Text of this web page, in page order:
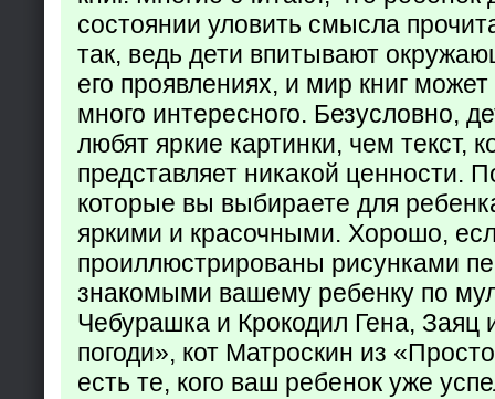
состоянии уловить смысла
так, ведь дети впитывают
его проявлениях, и мир книг
много интересного. Безусловно,
любят яркие картинки, чем текст,
представляет никакой ценности.
которые вы выбираете для
яркими и красочными. Хорошо,
проиллюстрированы рисунками
знакомыми вашему ребенку по
Чебурашка и Крокодил Гена, Заяц
погоди», кот Матроскин из
есть те, кого ваш ребенок уже